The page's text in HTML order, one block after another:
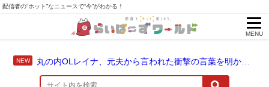
配信者の“ホット”なニュースで“今”がわかる！
MENU
丸の内OLレイナ、元夫から言われた衝撃の言葉を明かす「もっとお金渡さないと保育園いれない」